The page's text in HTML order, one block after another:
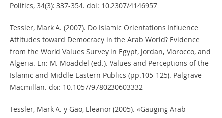
Politics, 34(3): 337-354. doi: 10.2307/4146957
Tessler, Mark A. (2007). Do Islamic Orientations Influence
Attitudes toward Democracy in the Arab World? Evidence
from the World Values Survey in Egypt, Jordan, Morocco, and
Algeria. En: M. Moaddel (ed.). Values and Perceptions of the
Islamic and Middle Eastern Publics (pp.105-125). Palgrave
Macmillan. doi: 10.1057/9780230603332
Tessler, Mark A. y Gao, Eleanor (2005). «Gauging Arab